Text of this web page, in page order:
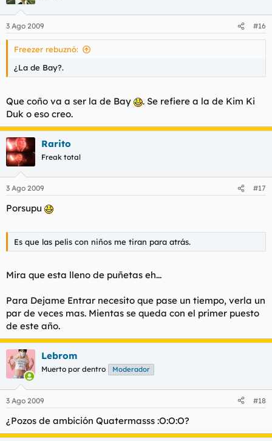
3 Ago 2009 #16
Freezer rebuznó:
¿La de Bay?.
Que coño va a ser la de Bay
. Se refiere a la de Kim Ki
Duk o eso creo.
Rarito
Freak total
3 Ago 2009 #17
Porsupu
Es que las pelis con niños me tiran para atrás.
Mira que esta lleno de puñetas eh...
Para Dejame Entrar necesito que pase un tiempo, verla un
par de veces mas. Mientas se queda con el primer puesto
de este año.
Lebrom
Muerto por dentro Moderador
3 Ago 2009 #18
¿Pozos de ambición Quatermasss :O:O:O?